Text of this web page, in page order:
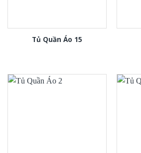
Tủ Quần Áo 15